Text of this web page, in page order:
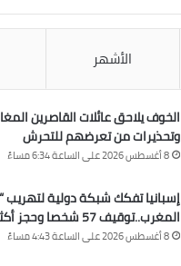
الأشهر
الخوف يلاحق عائلات القاصرين
وتحذيرات من تعرضهم للتحرش
8 أغسطس 2026 على الساعة 6:34 مساءً
إسبانيا تفكك شبكة دولية
المغرب..توقيف 57 شخصا وحجز أكثر من 10 أطنان
8 أغسطس 2026 على الساعة 4:43 مساءً